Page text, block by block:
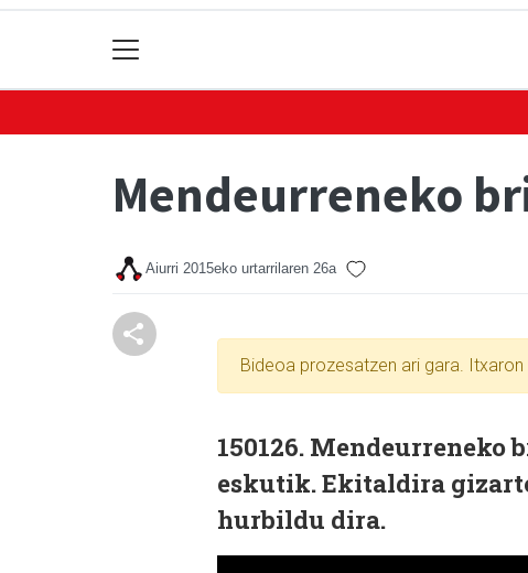
Mendeurreneko
Aiurri 2015eko urtarrilaren 26a
Bideoa prozesatzen ari gara. Itxaron
150126. Mendeurreneko
eskutik. Ekitaldira
hurbildu dira.